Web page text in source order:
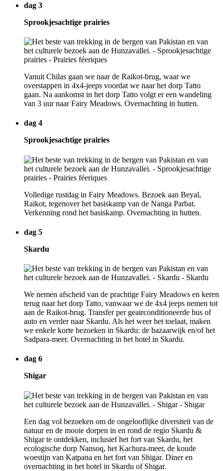
dag 3
Sprookjesachtige prairies
Vanuit Chilas gaan we naar de Raikot-brug, waar we
overstappen in 4x4-jeeps voordat we naar het dorp Tatto
gaan. Na aankomst in het dorp Tatto volgt er een wandeling
van 3 uur naar Fairy Meadows. Overnachting in hutten.
dag 4
Sprookjesachtige prairies
Volledige rustdag in Fairy Meadows. Bezoek aan Beyal,
Raikot, tegenover het basiskamp van de Nanga Parbat.
Verkenning rond het basiskamp. Overnachting in hutten.
dag 5
Skardu
We nemen afscheid van de prachtige Fairy Meadows en keren
terug naar het dorp Tatto, vanwaar we de 4x4 jeeps nemen tot
aan de Raikot-brug. Transfer per geairconditioneerde bus of
auto en verder naar Skardu. Als het weer het toelaat, maken
we enkele korte bezoeken in Skardu: de bazaarwijk en/of het
Sadpara-meer. Overnachting in het hotel in Skardu.
dag 6
Shigar
Een dag vol bezoeken om de ongelooflijke diversiteit van de
natuur en de mooie dorpen in en rond de regio Skardu &
Shigar te ontdekken, inclusief het fort van Skardu, het
ecologische dorp Nansoq, het Kachura-meer, de koude
woestijn van Katpana en het fort van Shigar. Diner en
overnachting in het hotel in Skardu of Shigar.